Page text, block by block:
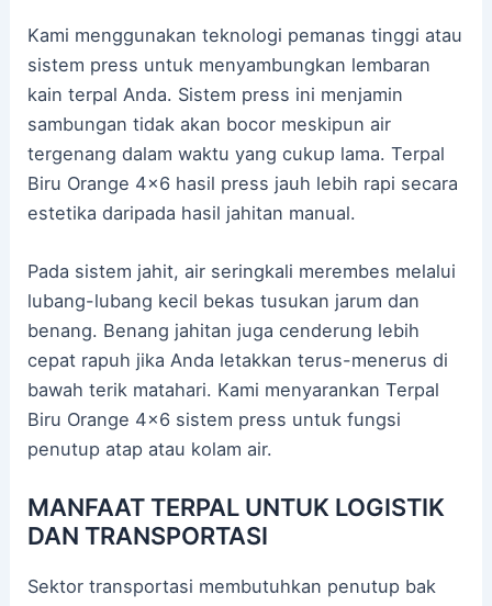
Kami menggunakan teknologi pemanas tinggi atau
sistem press untuk menyambungkan lembaran
kain terpal Anda. Sistem press ini menjamin
sambungan tidak akan bocor meskipun air
tergenang dalam waktu yang cukup lama. Terpal
Biru Orange 4×6 hasil press jauh lebih rapi secara
estetika daripada hasil jahitan manual.
Pada sistem jahit, air seringkali merembes melalui
lubang-lubang kecil bekas tusukan jarum dan
benang. Benang jahitan juga cenderung lebih
cepat rapuh jika Anda letakkan terus-menerus di
bawah terik matahari. Kami menyarankan Terpal
Biru Orange 4×6 sistem press untuk fungsi
penutup atap atau kolam air.
MANFAAT TERPAL UNTUK LOGISTIK
DAN TRANSPORTASI
Sektor transportasi membutuhkan penutup bak